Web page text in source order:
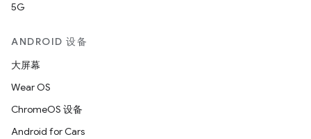
5G
ANDROID 设备
大屏幕
Wear OS
ChromeOS 设备
Android for Cars